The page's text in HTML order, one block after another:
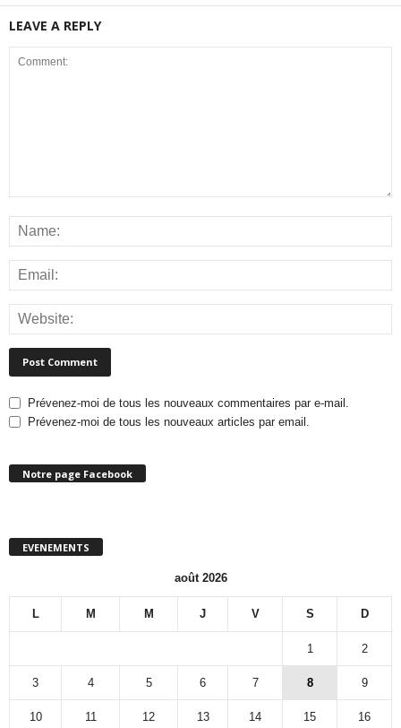
LEAVE A REPLY
Prévenez-moi de tous les nouveaux commentaires par e-mail.
Prévenez-moi de tous les nouveaux articles par email.
Notre page Facebook
EVENEMENTS
août 2026
L M M J V S D
1 2
3 4 5 6 7 8 9
10 11 12 13 14 15 16